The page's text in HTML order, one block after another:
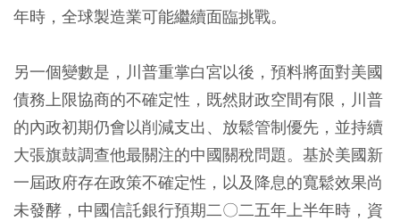
年時，全球製造業可能繼續面臨挑戰。
另一個變數是，川普重掌白宮以後，預料將面對美國
債務上限協商的不確定性，既然財政空間有限，川普
的內政初期仍會以削減支出、放鬆管制優先，並持續
大張旗鼓調查他最關注的中國關稅問題。基於美國新
一屆政府存在政策不確定性，以及降息的寬鬆效果尚
未發酵，中國信託銀行預期二〇二五年上半年時，資